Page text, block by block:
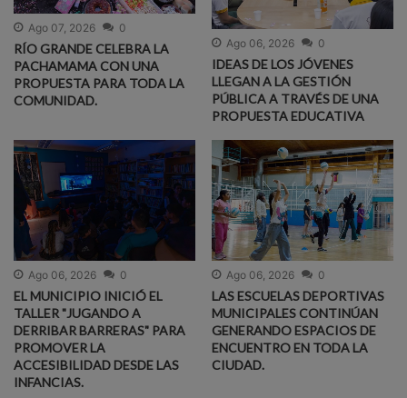
Ago 07, 2026 0
RÍO GRANDE CELEBRA LA
PACHAMAMA CON UNA
PROPUESTA PARA TODA LA
COMUNIDAD.
Ago 06, 2026 0
IDEAS DE LOS JÓVENES
LLEGAN A LA GESTIÓN
PÚBLICA A TRAVÉS DE UNA
PROPUESTA EDUCATIVA
Ago 06, 2026 0
EL MUNICIPIO INICIÓ EL
TALLER "JUGANDO A
DERRIBAR BARRERAS" PARA
PROMOVER LA
ACCESIBILIDAD DESDE LAS
INFANCIAS.
Ago 06, 2026 0
LAS ESCUELAS DEPORTIVAS
MUNICIPALES CONTINÚAN
GENERANDO ESPACIOS DE
ENCUENTRO EN TODA LA
CIUDAD.